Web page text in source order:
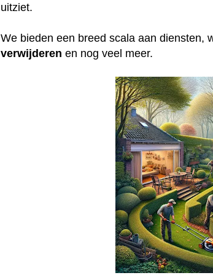
uitziet.
We bieden een breed scala aan diensten,
verwijderen en nog veel meer.